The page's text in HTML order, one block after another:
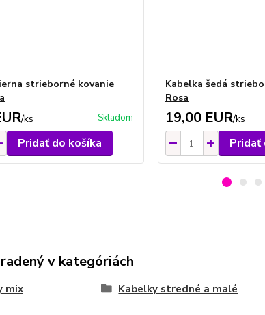
strieborné kovanie
/ks Skladom
Pridať do košíka
Kabelka šedá
Rosa
19,00 EUR/ks
Pridať
v kategóriách
mix Kabelky stredné a malé